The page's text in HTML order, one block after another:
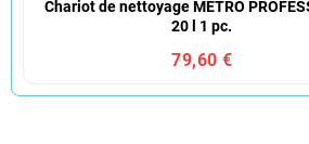
Chariot de nettoyage METRO
20 l 1 pc.
79,60 €